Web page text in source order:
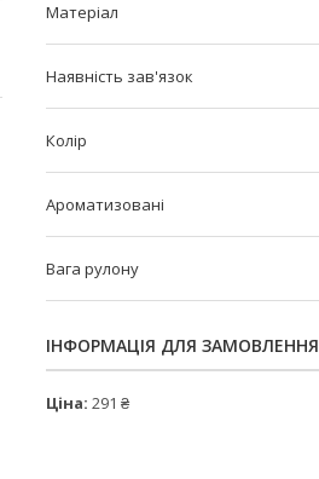
Матеріал
Наявність зав'язок
Колір
Ароматизовані
Вага рулону
ІНФОРМАЦІЯ ДЛЯ ЗАМОВЛЕННЯ
Ціна: 291 ₴